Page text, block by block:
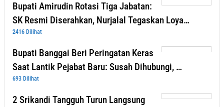
Bupati Amirudin Rotasi Tiga Jabatan:
SK Resmi Diserahkan, Nurjalal Tegaskan Loya…
2416 Dilihat
Bupati Banggai Beri Peringatan Keras
Saat Lantik Pejabat Baru: Susah Dihubungi, …
693 Dilihat
2 Srikandi Tangguh Turun Langsung